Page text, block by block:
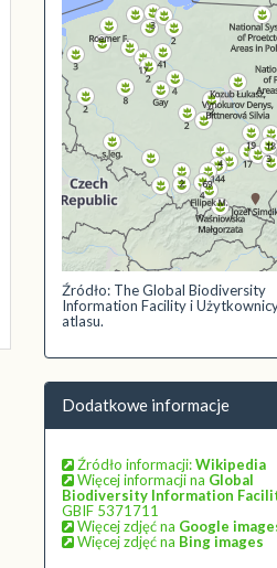
Źródło: The Global Biodiversity
Information Facility i
atlasu.
Dodatkowe informacje
Źródło informacji:Wikipedia
Więcej informacji na Global
Biodiversity Information
GBIF 5371711
Więcej zdjęć na Google
Więcej zdjęć na Bing images